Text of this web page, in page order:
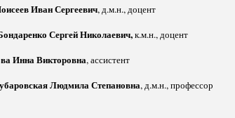
Иван Сергеевич, д.м.н., доцент
Сергей Николаевич,к.м.н., доцент
Инна Викторовна, ассистент
Людмила Степановна, д.м.н., профессор